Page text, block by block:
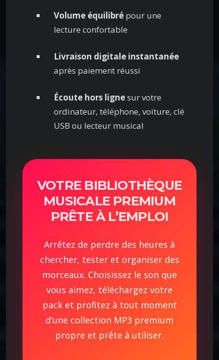
Volume équilibré pour une
lecture confortable
Livraison digitale instantanée
après paiement réussi
Écoute hors lignesur votre
ordinateur, téléphone, voiture, clé
USB ou lecteur musical
VOTRE BIBLIOTHÈQUE
MUSICALE PREMIUM
PRÊTE À L’EMPLOI
Arrêtez de perdre des heures à
chercher, tester et organiser des
morceaux. Choisissez le son que
vous aimez, téléchargez votre
pack et profitez à tout moment
d’une collection MP3 premium
propre et prête à utiliser.